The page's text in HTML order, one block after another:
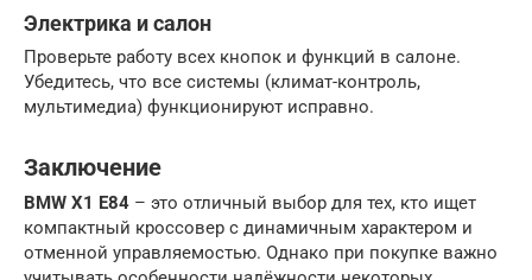
Электрика и салон
Проверьте работу всех кнопок и функций в салоне.
Убедитесь, что все системы (климат-контроль,
мультимедиа) функционируют исправно.
Заключение
BMW X1 E84 – это отличный выбор для тех, кто ищет
компактный кроссовер с динамичным характером и
отменной управляемостью. Однако при покупке важно